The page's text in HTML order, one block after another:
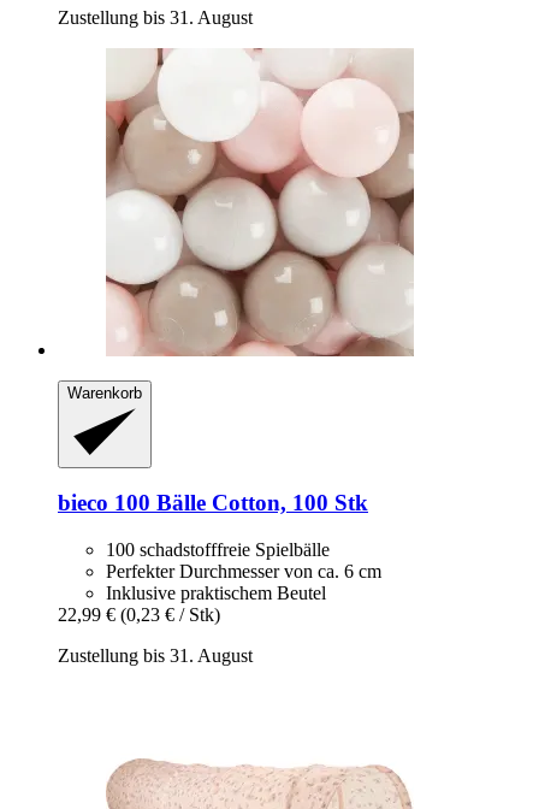
Zustellung bis 31. August
Warenkorb
bieco 100 Bälle Cotton, 100 Stk
100 schadstofffreie Spielbälle
Perfekter Durchmesser von ca. 6 cm
Inklusive praktischem Beutel
22,99 € (0,23 € / Stk)
Zustellung bis 31. August